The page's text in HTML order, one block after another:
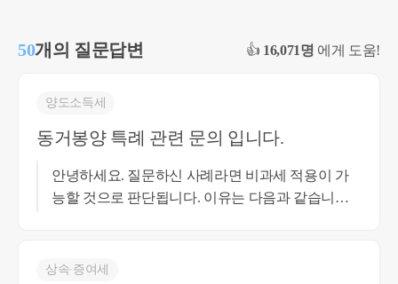
50개의 질문답변 👍 16,071명 에게 도움!
양도소득세
동거봉양 특례 관련 문의 입니다.
안녕하세요. 질문하신 사례라면 비과세 적용이 가
능할 것으로 판단됩니다. 이유는 다음과 같습니다.
하기 위한 제도입니다. 따라서 중요한 것은 실제로
상속∙증여세